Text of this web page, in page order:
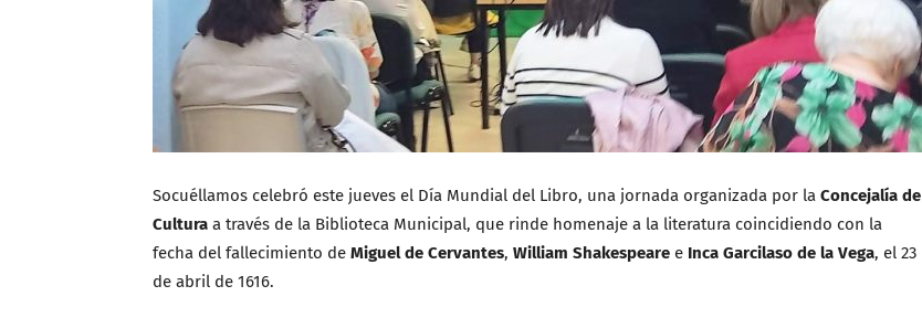
Socuéllamos celebró este jueves el Día Mundial del Libro, una jornada organizada por la Concejalía de
Cultura a través de la Biblioteca Municipal, que rinde homenaje a la literatura coincidiendo con la
fecha del fallecimiento de Miguel de Cervantes, William Shakespeare e Inca Garcilaso de la Vega, el 23
de abril de 1616.